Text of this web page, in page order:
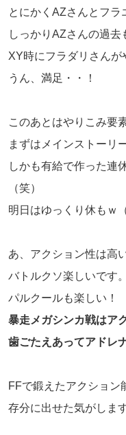
とにかくAZさんとフラ
しっかりAZさんの過去
XY時にフラダリさんが
うん、満足・・！
このあとはやりこみ要
まずはメインストーリ
しかも有給で作った連
（笑）
明日はゆっくり休もｗ
あ、アクション性は高
バトルクソ楽しいです。
パルクールも楽しい！
暴走メガシンカ戦はア
歯ごたえあってアドレ
FFで鍛えたアクション
存分に出せた気がしま